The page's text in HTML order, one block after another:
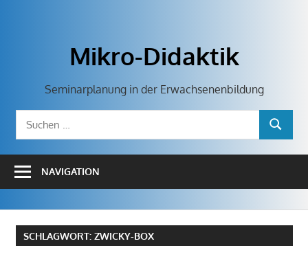
Mikro-Didaktik
Seminarplanung in der Erwachsenenbildung
SUCHEN
NAVIGATION
SCHLAGWORT: ZWICKY-BOX